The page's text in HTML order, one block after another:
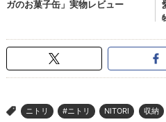
> ニトリ #ニトリ NITORI 収納